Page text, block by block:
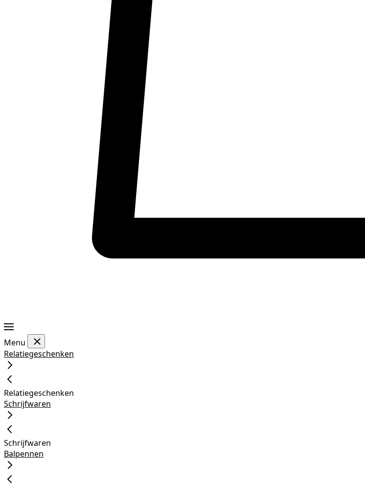
Menu
Relatiegeschenken
Relatiegeschenken
Schrijfwaren
Schrijfwaren
Balpennen